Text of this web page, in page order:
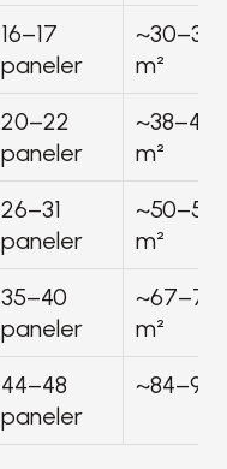
16–17
paneler
~30–33
m²
20–22
paneler
~38–42
m²
26–31
paneler
~50–59
m²
35–40
paneler
~67–76
m²
44–48
paneler
~84–91